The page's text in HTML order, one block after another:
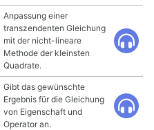
Anpassung einer
transzendenten Gleichung
mit der nicht-lineare
Methode der kleinsten
Quadrate.
Gibt das gewünschte
Ergebnis für die Gleichung
von Eigenschaft und
Operator an.